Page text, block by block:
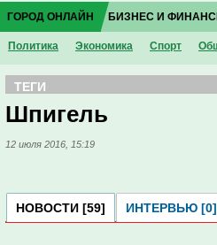
ГОРОД ОНЛАЙН
Политика Экономика Спорт
БИЗНЕС И
ТЕГИ
Шпигель
12 июля 2016, 15:19
НОВОСТИ [59] ИНТЕРВЬЮ [0]